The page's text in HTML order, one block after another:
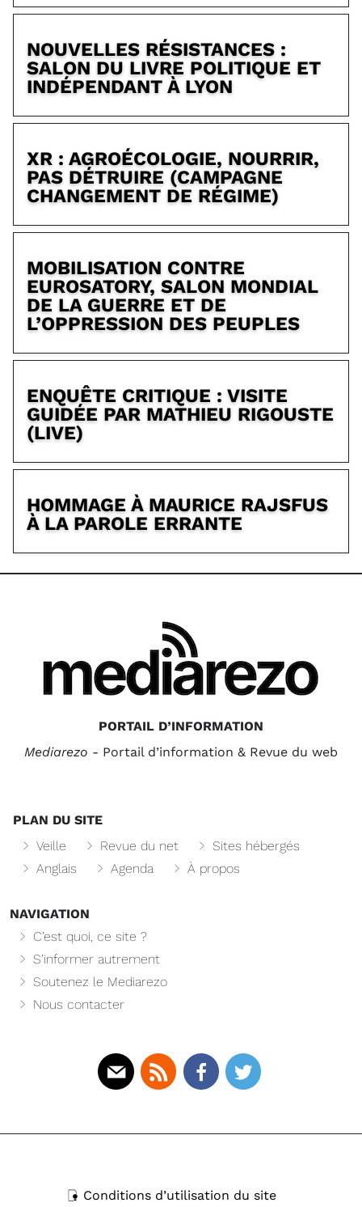
NOUVELLES RÉSISTANCES :
SALON DU LIVRE POLITIQUE ET
INDÉPENDANT À LYON
XR : AGROÉCOLOGIE, NOURRIR,
PAS DÉTRUIRE (CAMPAGNE
CHANGEMENT DE RÉGIME)
MOBILISATION CONTRE
EUROSATORY, SALON MONDIAL
DE LA GUERRE ET DE
L’OPPRESSION DES PEUPLES
ENQUÊTE CRITIQUE : VISITE
GUIDÉE PAR MATHIEU RIGOUSTE
(LIVE)
HOMMAGE À MAURICE RAJSFUS
À LA PAROLE ERRANTE
PORTAIL D’INFORMATION
Mediarezo - Portail d’information & Revue du web
PLAN DU SITE
Veille
Revue du net
Sites hébergés
Anglais
Agenda À propos
NAVIGATION
C’est quoi, ce site ?
S’informer autrement
Soutenez le Mediarezo
Nous contacter
Conditions d’utilisation du site